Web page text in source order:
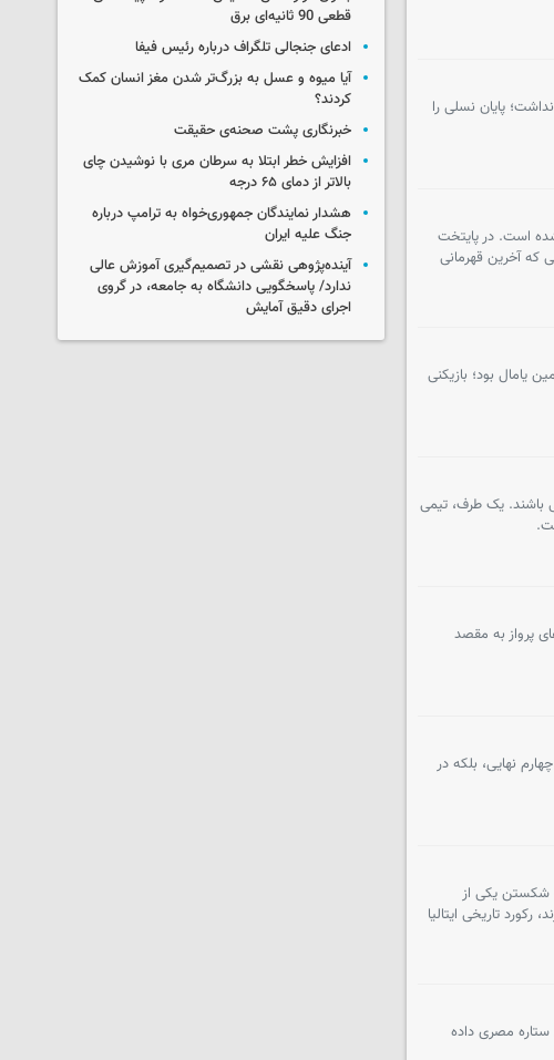
را تماشا کرد. جام جهانی ۲۰۲۶ فقط قهرمان تازه‌ای نداشت؛ پایان نسلی را
شده است. در پایتخت
نسلی که آخرین قهرمانی
یامال بود؛ بازیکنی
امشب در میامی باشند. یک طرف، تیمی
پرواز به مقصد
چهارم نهایی، بلکه در
شکستن یکی از
نیز نبازند، رکورد تاریخی ایتالیا
مصری داده
قطعی 90 ثانیه‌ای برق
ادعای جنجالی تلگراف درباره رئیس فیفا
آیا میوه و عسل به بزرگ‌تر شدن مغز انسان کمک
کردند؟
خبرنگاری پشت صحنه‌ی حقیقت
افزایش خطر ابتلا به سرطان مری با نوشیدن چای
بالاتر از دمای ۶۵ درجه
هشدار نمایندگان جمهوری‌خواه به ترامپ درباره
جنگ علیه ایران
آینده‌پژوهی نقشی در تصمیم‌گیری آموزش عالی
ندارد/ پاسخگویی دانشگاه به جامعه، در گروی
اجرای دقیق آمایش